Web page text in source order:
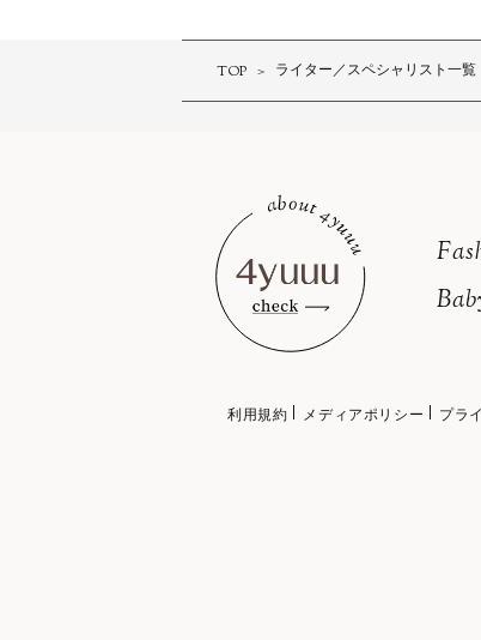
TOP ライター／スペシャリスト一覧
利用規約
メディアポリシー プラ